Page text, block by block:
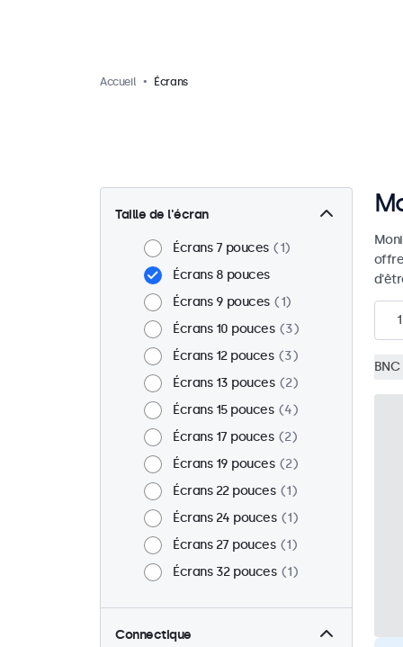
Accueil Écrans
Taille de l'écran
Écrans 7 pouces
1
Écrans 8 pouces
Écrans 9 pouces
1
Écrans 10 pouces
3
Écrans 12 pouces
3
Écrans 13 pouces
2
Écrans 15 pouces
4
Écrans 17 pouces
2
Écrans 19 pouces
2
Écrans 22 pouces
1
Écrans 24 pouces
1
Écrans 27 pouces
1
Écrans 32 pouces
1
Connectique
1